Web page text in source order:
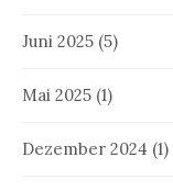
Juni 2025 (5)
Mai 2025 (1)
Dezember 2024 (1)